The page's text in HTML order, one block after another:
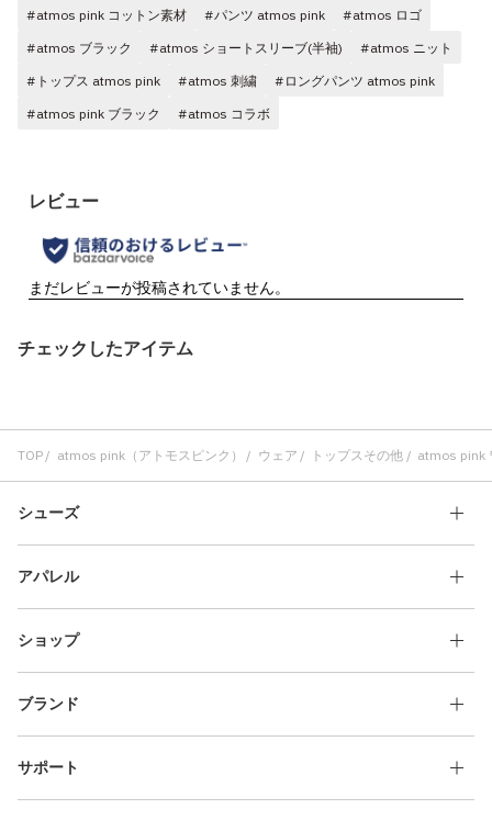
#atmos pink コットン素材
#パンツ atmos pink
#atmos ロゴ
#atmos ブラック
#atmos ショートスリーブ(半袖)
#atmos ニット
#トップス atmos pink
#atmos 刺繍
#ロングパンツ atmos pink
#atmos pink ブラック
#atmos コラボ
チェックしたアイテム
TOP atmos pink（アトモスピンク） ウェア トップスその他 atmos pink
シューズ
アパレル
ショップ
ブランド
サポート